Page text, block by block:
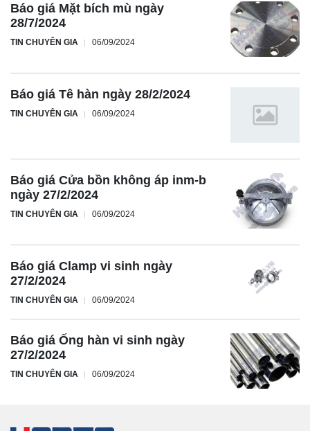
Báo giá Mặt bích mù ngày
28/7/2024
TIN CHUYÊN GIA 06/09/2024
Báo giá Tê hàn ngày 28/2/2024
TIN CHUYÊN GIA 06/09/2024
Báo giá Cửa bồn không áp inm-b
ngày 27/2/2024
TIN CHUYÊN GIA 06/09/2024
Báo giá Clamp vi sinh ngày
27/2/2024
TIN CHUYÊN GIA 06/09/2024
Báo giá Ống hàn vi sinh ngày
27/2/2024
TIN CHUYÊN GIA 06/09/2024